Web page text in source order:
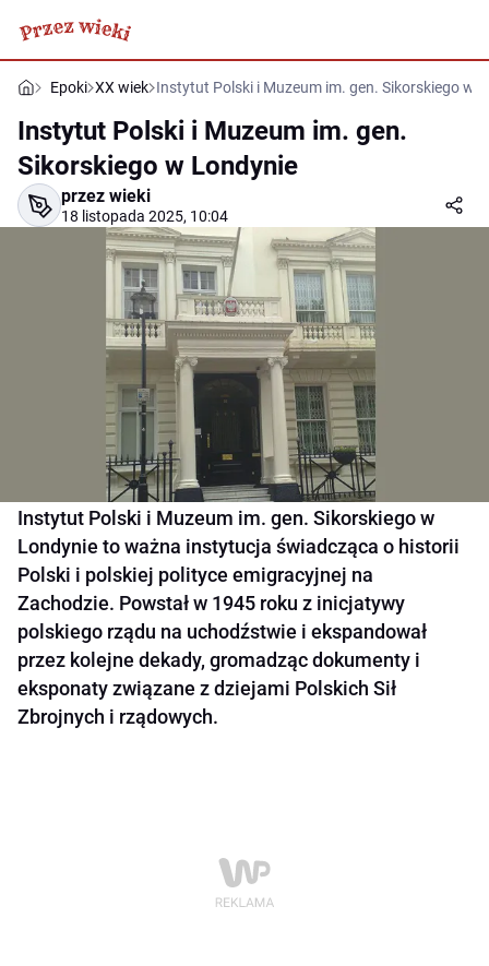
Epoki XX wiek Instytut Polski i Muzeum im. gen. Sikorskiego w
Instytut Polski i Muzeum im. gen.
Sikorskiego w Londynie
przez wieki
18 listopada 2025, 10:04
Instytut Polski i Muzeum im. gen. Sikorskiego w
Londynie to ważna instytucja świadcząca o historii
Polski i polskiej polityce emigracyjnej na
Zachodzie. Powstał w 1945 roku z inicjatywy
polskiego rządu na uchodźstwie i ekspandował
przez kolejne dekady, gromadząc dokumenty i
eksponaty związane z dziejami Polskich Sił
Zbrojnych i rządowych.